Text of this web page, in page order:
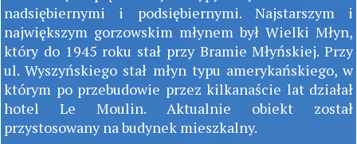
nadsiębiernymi i podsiębiernymi. Najstarszym i
największym gorzowskim młynem był Wielki Młyn,
który do 1945 roku stał przy Bramie Młyńskiej. Przy
ul. Wyszyńskiego stał młyn typu amerykańskiego, w
którym po przebudowie przez kilkanaście lat działał
hotel Le Moulin. Aktualnie obiekt został
przystosowany na budynek mieszkalny.